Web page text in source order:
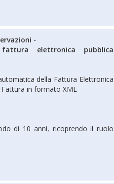
-
elettronica pubblica
della Fattura Elettronica
in formato XML
di 10 anni, ricoprendo il ruolo